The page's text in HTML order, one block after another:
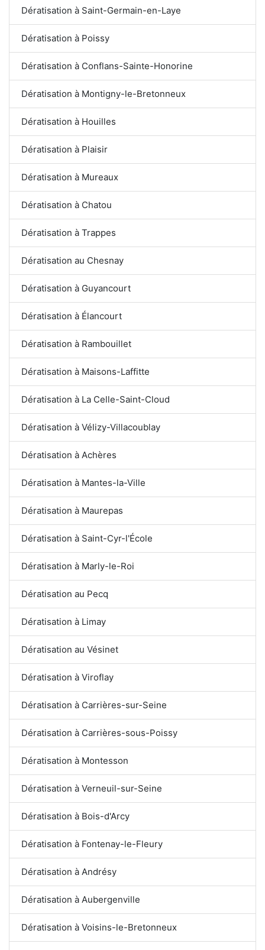
Dératisation à Saint-Germain-en-Laye
Dératisation à Poissy
Dératisation à Conflans-Sainte-Honorine
Dératisation à Montigny-le-Bretonneux
Dératisation à Houilles
Dératisation à Plaisir
Dératisation à Mureaux
Dératisation à Chatou
Dératisation à Trappes
Dératisation au Chesnay
Dératisation à Guyancourt
Dératisation à Élancourt
Dératisation à Rambouillet
Dératisation à Maisons-Laffitte
Dératisation à La Celle-Saint-Cloud
Dératisation à Vélizy-Villacoublay
Dératisation à Achères
Dératisation à Mantes-la-Ville
Dératisation à Maurepas
Dératisation à Saint-Cyr-l'École
Dératisation à Marly-le-Roi
Dératisation au Pecq
Dératisation à Limay
Dératisation au Vésinet
Dératisation à Viroflay
Dératisation à Carrières-sur-Seine
Dératisation à Carrières-sous-Poissy
Dératisation à Montesson
Dératisation à Verneuil-sur-Seine
Dératisation à Bois-d'Arcy
Dératisation à Fontenay-le-Fleury
Dératisation à Andrésy
Dératisation à Aubergenville
Dératisation à Voisins-le-Bretonneux